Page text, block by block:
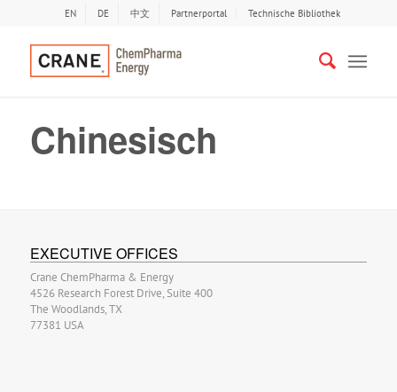
EN DE 中文 Partnerportal Technische Bibliothek
Chinesisch
EXECUTIVE OFFICES
Crane ChemPharma & Energy
4526 Research Forest Drive, Suite 400
The Woodlands, TX
77381 USA